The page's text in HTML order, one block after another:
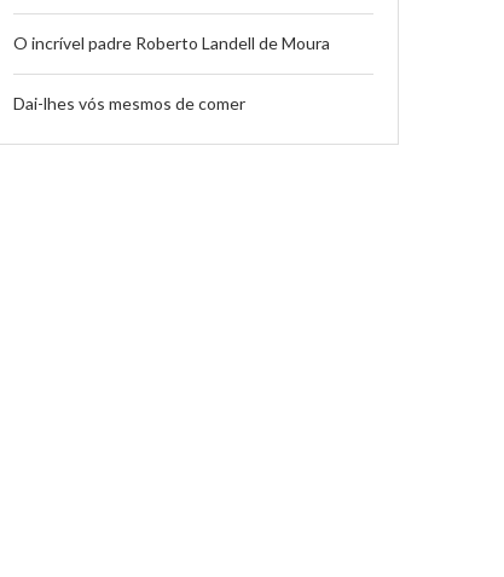
O incrível padre Roberto Landell de Moura
Dai-lhes vós mesmos de comer